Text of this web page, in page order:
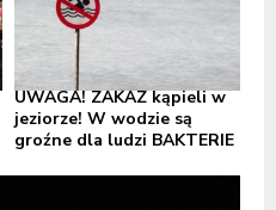
UWAGA! ZAKAZ kąpieli w
jeziorze! W wodzie są
groźne dla ludzi BAKTERIE